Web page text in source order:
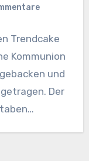
Trendcake
Kommunion
und
Der